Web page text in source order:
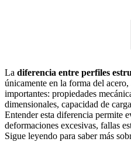
La diferencia entre perfiles
únicamente en la forma del
importantes: propiedades
dimensionales, capacidad de
Entender esta diferencia permite
deformaciones excesivas, fallas
Sigue leyendo para saber más